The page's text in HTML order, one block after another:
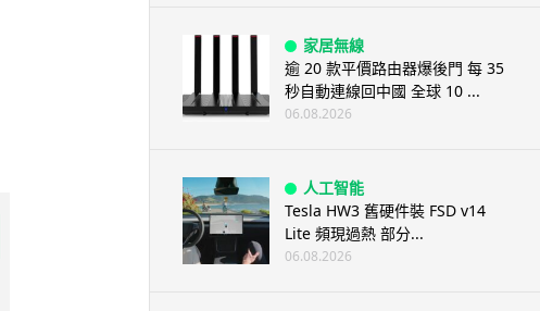
家居無線
逾 20 款平價路由器爆後門 每 35
秒自動連線回中國 全球 10 ...
06.08.2026
人工智能
Tesla HW3 舊硬件裝 FSD v14
Lite 頻現過熱 部分...
06.08.2026